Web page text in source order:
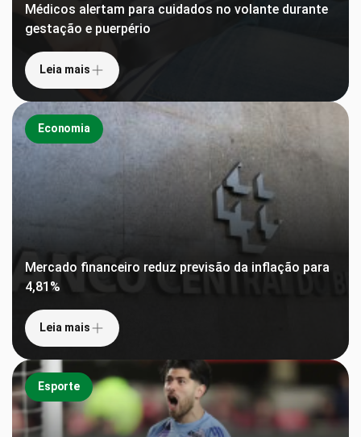
Médicos alertam para cuidados no volante durante
gestação e puerpério
Leia mais
Economia
Mercado financeiro reduz previsão da inflação para
4,81%
Leia mais
Esporte